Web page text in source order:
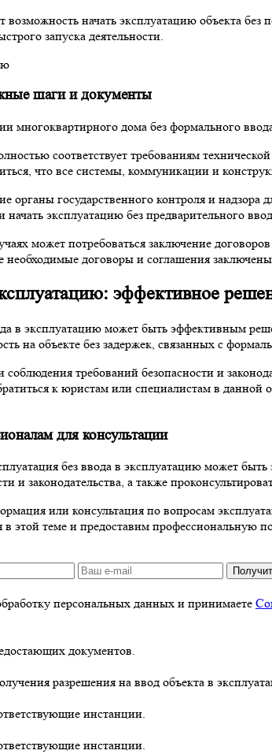
возможность начать эксплуатацию объекта
запуска деятельности.
шаги и документы
многоквартирного дома без формального
соответствует требованиям
что все системы, коммуникации и
органы государственного контроля и
эксплуатацию без предварительного
может потребоваться заключение
необходимые договоры и соглашения
эффективное
в эксплуатацию может быть эффективным
на объекте без задержек, связанных с
требований безопасности и
к юристам или специалистам в
для консультации
без ввода в эксплуатацию может
и законодательства, а также
или консультация по вопросам
этой теме и предоставим профессиональную
персональных данных и принимаете
документов.
разрешения на ввод объекта в
инстанции.
инстанции.